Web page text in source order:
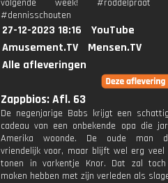
volgende week! #roddelpraat
#dennisschouten
27-12-2023 18:16
YouTube
Amusement.TV
Mensen.TV
Alle afleveringen
Zappbios: Afl. 63
De negenjarige Babs krijgt een
cadeau van een onbekende opa die
Amerika woonde. De oude man
vriendelijk voor, maar blijft wel erg veel
tonen in varkentje Knor. Dat zal
maken hebben met zijn verleden als